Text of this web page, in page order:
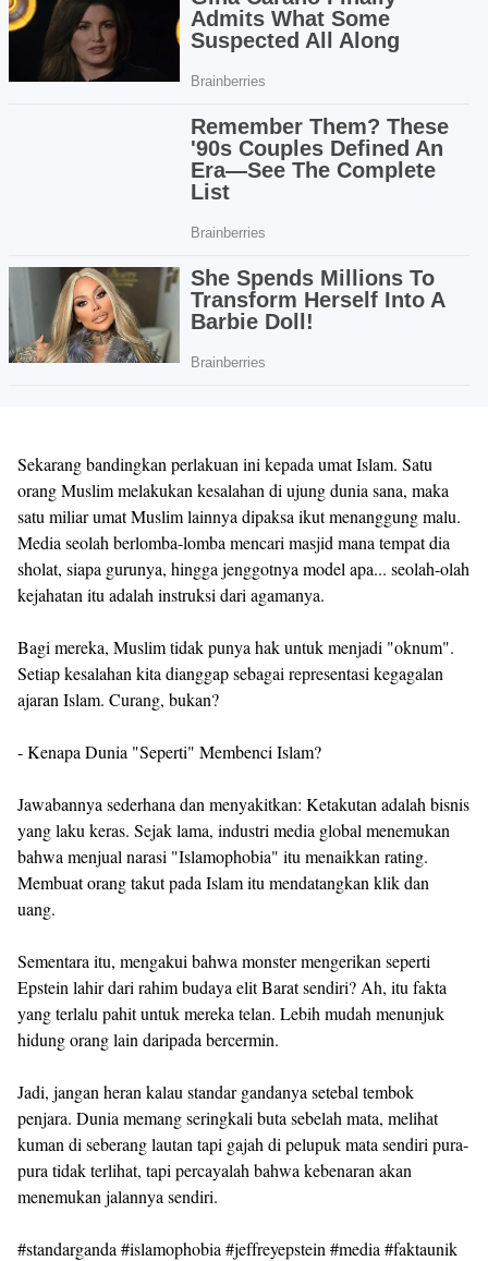
Sekarang bandingkan perlakuan ini kepada umat Islam. Satu
orang Muslim melakukan kesalahan di ujung dunia sana, maka
satu miliar umat Muslim lainnya dipaksa ikut menanggung malu.
Media seolah berlomba-lomba mencari masjid mana tempat dia
sholat, siapa gurunya, hingga jenggotnya model apa... seolah-olah
kejahatan itu adalah instruksi dari agamanya.
Bagi mereka, Muslim tidak punya hak untuk menjadi "oknum".
Setiap kesalahan kita dianggap sebagai representasi kegagalan
ajaran Islam. Curang, bukan?
- Kenapa Dunia "Seperti" Membenci Islam?
Jawabannya sederhana dan menyakitkan: Ketakutan adalah bisnis
yang laku keras. Sejak lama, industri media global menemukan
bahwa menjual narasi "Islamophobia" itu menaikkan rating.
Membuat orang takut pada Islam itu mendatangkan klik dan
uang.
Sementara itu, mengakui bahwa monster mengerikan seperti
Epstein lahir dari rahim budaya elit Barat sendiri? Ah, itu fakta
yang terlalu pahit untuk mereka telan. Lebih mudah menunjuk
hidung orang lain daripada bercermin.
Jadi, jangan heran kalau standar gandanya setebal tembok
penjara. Dunia memang seringkali buta sebelah mata, melihat
kuman di seberang lautan tapi gajah di pelupuk mata sendiri pura-
pura tidak terlihat, tapi percayalah bahwa kebenaran akan
menemukan jalannya sendiri.
#standarganda #islamophobia #jeffreyepstein #media #faktaunik